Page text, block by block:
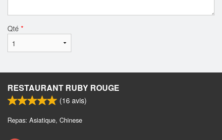
Qté *
RESTAURANT RUBY ROUGE
(16avis)
Repas: Asiatique, Chinese